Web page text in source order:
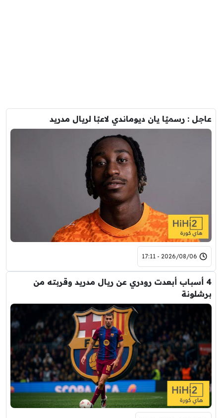
عاجل : رسميًا يان ديوماندي لاعبًا لريال مدريد
2026/08/06 - 17:11
4 أسباب أبعدت رودري عن ريال مدريد وقربته من
برشلونة